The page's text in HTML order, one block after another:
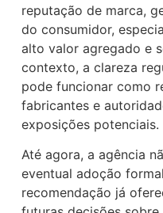
reputação de marca,
do consumidor,
alto valor agregado e
contexto, a clareza
pode funcionar como
fabricantes e
exposições potenciais.
Até agora, a agência
eventual adoção
recomendação já